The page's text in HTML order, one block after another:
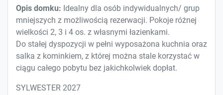
Opis domku: Idealny dla osób indywidualnych/ grup
mniejszych z możliwością rezerwacji. Pokoje różnej
wielkości 2, 3 i 4 os. z własnymi łazienkami.
Do stałej dyspozycji w pełni wyposażona kuchnia oraz
salka z kominkiem, z której można stale korzystać w
ciągu całego pobytu bez jakichkolwiek dopłat.
SYLWESTER 2027